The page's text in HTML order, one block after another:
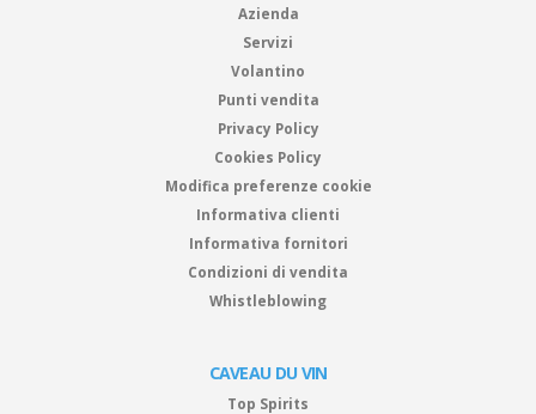
Azienda
Servizi
Volantino
Punti vendita
Privacy Policy
Cookies Policy
Modifica preferenze cookie
Informativa clienti
Informativa fornitori
Condizioni di vendita
Whistleblowing
CAVEAU DU VIN
Top Spirits